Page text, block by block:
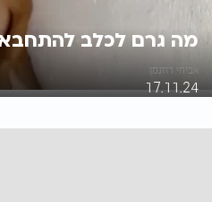
מה גרם לכלב להתחבא
אביחי רוזנמן
17.11.24